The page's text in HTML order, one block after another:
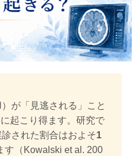
が「見逃される」こと
起こり得ます。研究で
された割合はおよそ1
す（Kowalski et al. 200